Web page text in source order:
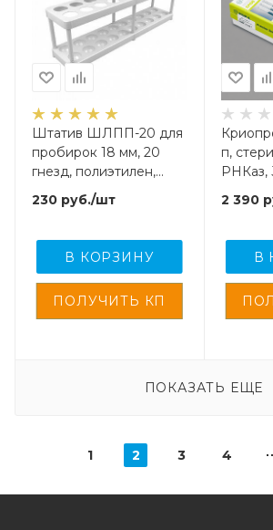
Штатив ШЛПП-20 для
пробирок 18 мм, 20
гнезд, полиэтилен,
разборный
230 руб./шт
В КОРЗИНУ
п,
РНКаз,
2 390
В
ПОКАЗАТЬ ЕЩЕ
1 2 3 4